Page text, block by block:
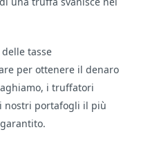
tasse
per ottenere il denaro
i truffatori
nostri portafogli il più